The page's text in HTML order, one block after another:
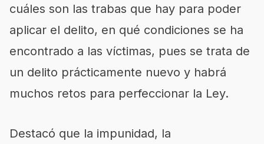
cuáles son las trabas que hay para poder
aplicar el delito, en qué condiciones se ha
encontrado a las víctimas, pues se trata de
un delito prácticamente nuevo y habrá
muchos retos para perfeccionar la Ley.
Destacó que la impunidad, la